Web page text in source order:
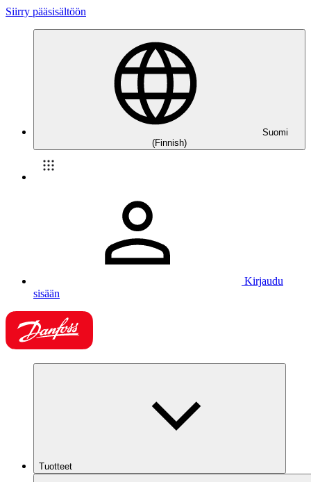
Siirry pääsisältöön
Suomi
(Finnish)
Kirjaudu
sisään
Tuotteet